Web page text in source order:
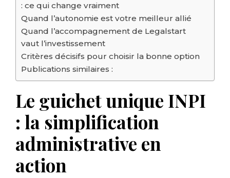
: ce qui change vraiment
Quand l’autonomie est votre meilleur allié
Quand l’accompagnement de Legalstart
vaut l’investissement
Critères décisifs pour choisir la bonne option
Publications similaires :
Le guichet unique INPI
: la simplification
administrative en
action